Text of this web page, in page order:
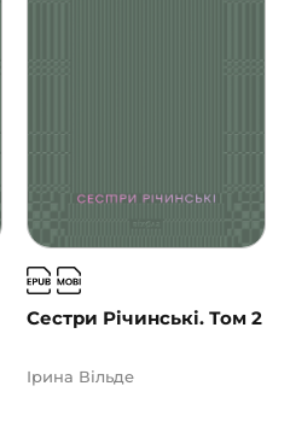
Сестри Річинські. Том 2
Ірина Вільде